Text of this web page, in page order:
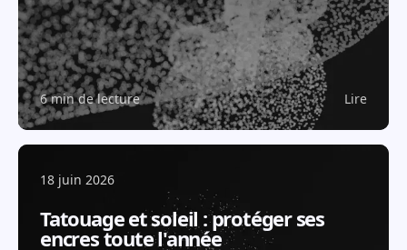
6 min de lecture Lire
18 juin 2026
Tatouage et soleil : protéger ses
encres toute l'année